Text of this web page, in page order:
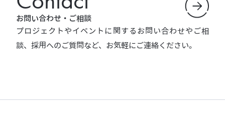
お問い合わせ・ご相談
プロジェクトやイベントに関するお問い合わせやご相
談、採用へのご質問など、お気軽にご連絡ください。